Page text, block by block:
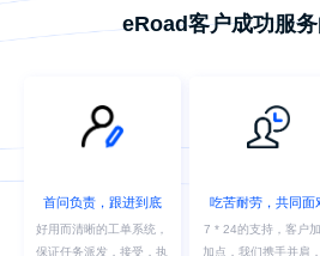
eRoad客户成功服
首问负责，跟进到底
好用而清晰的工单系统，
保证任务派发，接受，执
吃苦耐劳，共同面
7 * 24的支持，客户
加点，我们携手并肩